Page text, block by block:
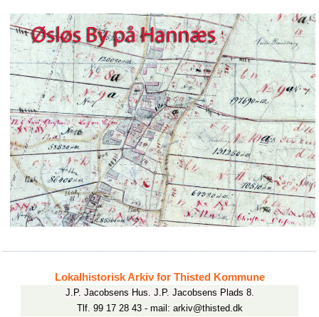
Lokalhistorisk Arkiv for Thisted Kommune
J.P. Jacobsens Hus. J.P. Jacobsens Plads 8.
Tlf. 99 17 28 43 - mail: arkiv@thisted.dk